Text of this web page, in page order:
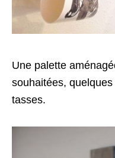
Une palette
souhaitées,
tasses.